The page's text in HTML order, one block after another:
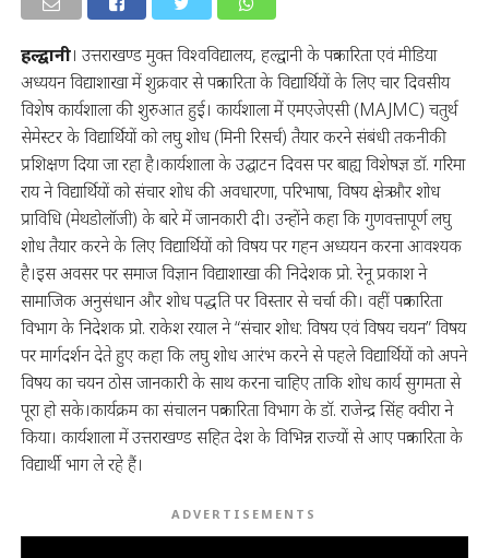
हल्द्वानी। उत्तराखण्ड मुक्त विश्वविद्यालय, हल्द्वानी के पत्रकारिता एवं मीडिया
अध्ययन विद्याशाखा में शुक्रवार से पत्रकारिता के विद्यार्थियों के लिए चार दिवसीय
विशेष कार्यशाला की शुरुआत हुई। कार्यशाला में एमएजेएसी (MAJMC) चतुर्थ
सेमेस्टर के विद्यार्थियों को लघु शोध (मिनी रिसर्च) तैयार करने संबंधी तकनीकी
प्रशिक्षण दिया जा रहा है।कार्यशाला के उद्घाटन दिवस पर बाह्य विशेषज्ञ डॉ. गरिमा
राय ने विद्यार्थियों को संचार शोध की अवधारणा, परिभाषा, विषय क्षेत्र और शोध
प्राविधि (मेथडोलॉजी) के बारे में जानकारी दी। उन्होंने कहा कि गुणवत्तापूर्ण लघु
शोध तैयार करने के लिए विद्यार्थियों को विषय पर गहन अध्ययन करना आवश्यक
है।इस अवसर पर समाज विज्ञान विद्याशाखा की निदेशक प्रो. रेनू प्रकाश ने
सामाजिक अनुसंधान और शोध पद्धति पर विस्तार से चर्चा की। वहीं पत्रकारिता
विभाग के निदेशक प्रो. राकेश रयाल ने “संचार शोध: विषय एवं विषय चयन” विषय
पर मार्गदर्शन देते हुए कहा कि लघु शोध आरंभ करने से पहले विद्यार्थियों को अपने
विषय का चयन ठोस जानकारी के साथ करना चाहिए ताकि शोध कार्य सुगमता से
पूरा हो सके।कार्यक्रम का संचालन पत्रकारिता विभाग के डॉ. राजेन्द्र सिंह क्वीरा ने
किया। कार्यशाला में उत्तराखण्ड सहित देश के विभिन्न राज्यों से आए पत्रकारिता के
विद्यार्थी भाग ले रहे हैं।
ADVERTISEMENTS